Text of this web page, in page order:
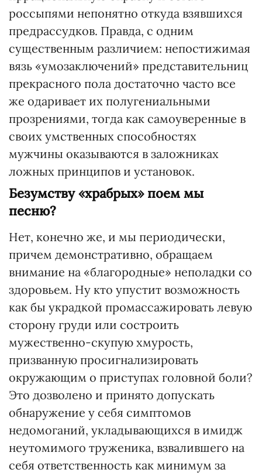
россыпями непонятно откуда взявшихся
предрассудков. Правда, с одним
существенным различием: непостижимая
вязь «умозаключений» представительниц
прекрасного пола достаточно часто все
же одаривает их полугениальными
прозрениями, тогда как самоуверенные в
своих умственных способностях
мужчины оказываются в заложниках
ложных принципов и установок.
Безумству «храбрых» поем мы
песню?
Нет, конечно же, и мы периодически,
причем демонстративно, обращаем
внимание на «благородные» неполадки со
здоровьем. Ну кто упустит возможность
как бы украдкой промассажировать левую
сторону груди или состроить
мужественно-скупую хмурость,
призванную просигнализировать
окружающим о приступах головной боли?
Это дозволено и принято допускать
обнаружение у себя симптомов
недомоганий, укладывающихся в имидж
неутомимого труженика, взвалившего на
себя ответственность как минимум за